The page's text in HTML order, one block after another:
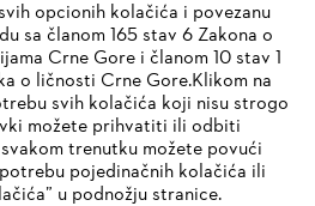
osnovi Kolačići
den wir noch nicht unterstützen. Für
Seite empfehlen wir Ihnen, zu
zu wechseln:
opcionih kolačića i povezanu
sa članom 165 stav 6 Zakona o
Crne Gore i članom 10 stav 1
o ličnosti Crne Gore.Klikom na
svih kolačića koji nisu strogo
možete prihvatiti ili odbiti
trenutku možete povući
pojedinačnih kolačića ili
u podnožju stranice.